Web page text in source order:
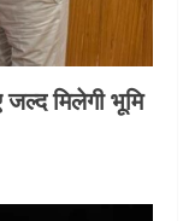
मिलेगी भूमि